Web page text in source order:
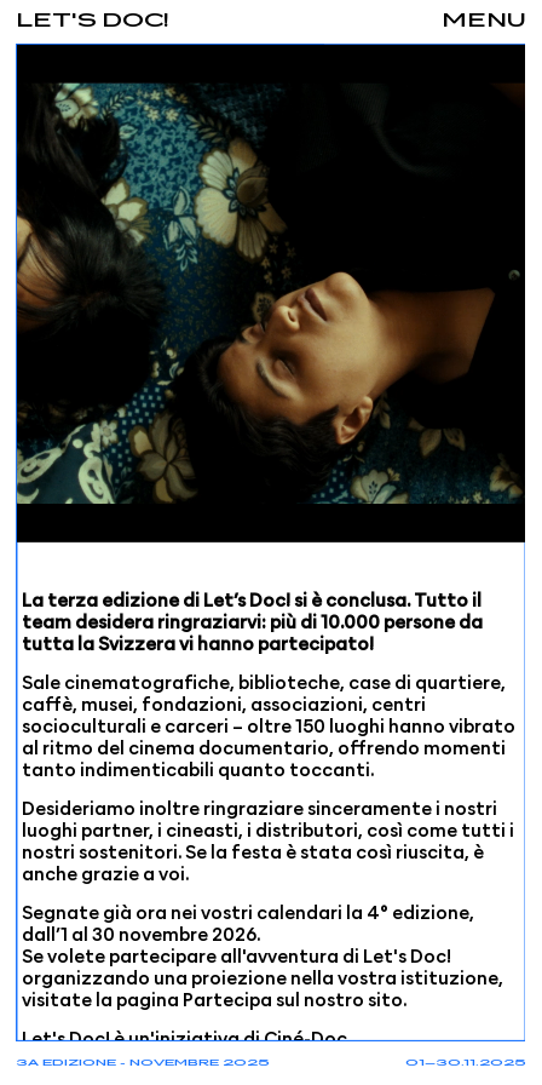
01—30.11.2025
3A EDIZIONE - NOVEMBRE 2025
MENU
LET'S DOC!
La terza edizione di Let’s Doc! si è conclusa. Tutto il
team desidera ringraziarvi: più di 10.000 persone da
tutta la Svizzera vi hanno partecipato!
Sale cinematografiche, biblioteche, case di quartiere,
caffè, musei, fondazioni, associazioni, centri
socioculturali e carceri – oltre 150 luoghi hanno vibrato
al ritmo del cinema documentario, offrendo momenti
tanto indimenticabili quanto toccanti.
Desideriamo inoltre ringraziare sinceramente i nostri
luoghi partner, i cineasti, i distributori, così come tutti i
nostri sostenitori. Se la festa è stata così riuscita, è
anche grazie a voi.
Segnate già ora nei vostri calendari la 4° edizione,
dall’1 al 30 novembre 2026.
Se volete partecipare all'avventura di Let's Doc!
organizzando una proiezione nella vostra istituzione,
visitate la pagina Partecipa sul nostro sito.
Let's Doc! è un'iniziativa di Ciné-Doc.